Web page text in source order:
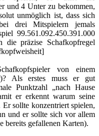
und 4 Unter zu bekommen,
unmöglich ist, dass sich
drei Mitspielern jemals
99.561.092.450.391.000
die präzise Schafkopfregel
von einem
Als erstes muss er gut
Punktzahl „nach Hause
er erkennt warum seine
sollte konzentriert spielen,
und er sollte sich vor allem
bereits gefallenen Karten).